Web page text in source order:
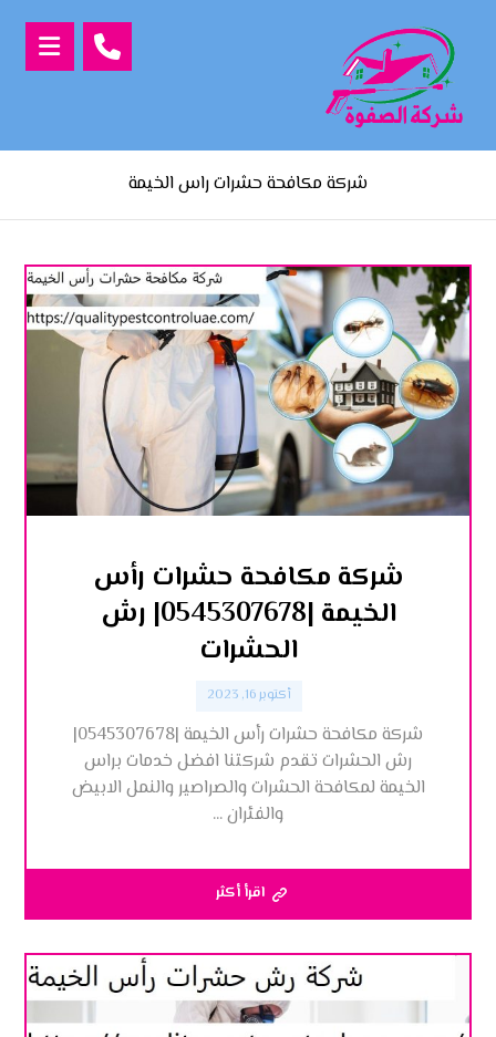
شركة مكافحة حشرات راس الخيمة
شركة مكافحة حشرات رأس
الخيمة |0545307678| رش
الحشرات
أكتوبر 16, 2023
شركة مكافحة حشرات رأس الخيمة |0545307678|
رش الحشرات تقدم شركتنا افضل خدمات براس
الخيمة لمكافحة الحشرات والصراصير والنمل الابيض
والفئران ...
اقرأ أكثر